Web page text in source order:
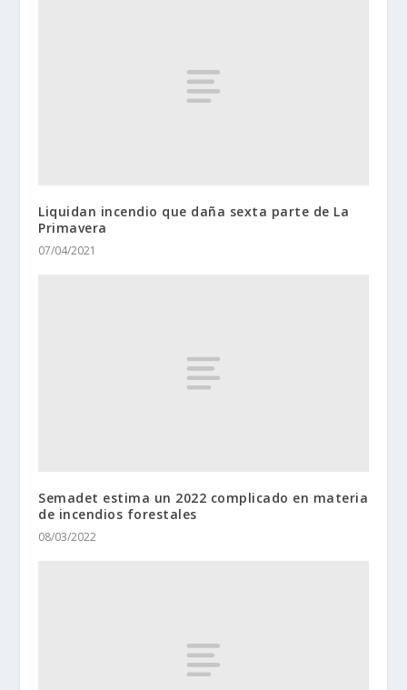
Liquidan incendio que daña sexta parte de La
Primavera
07/04/2021
Semadet estima un 2022 complicado en materia
de incendios forestales
08/03/2022